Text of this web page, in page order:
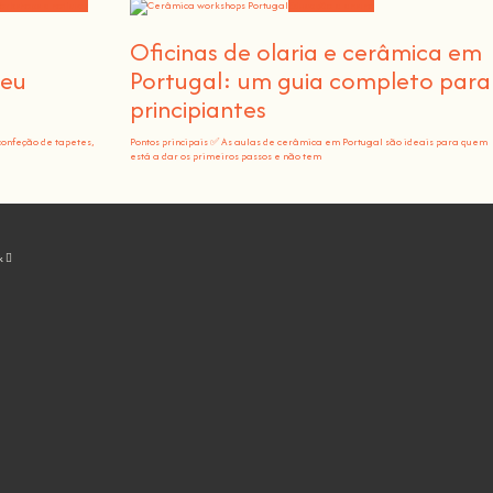
de tapetes,
Oficinas de olaria e cerâmica em
Portugal: um guia completo para
principiantes
Pontos principais ✅ As aulas de cerâmica em Portugal são ideais para quem
está a dar os primeiros passos e não tem